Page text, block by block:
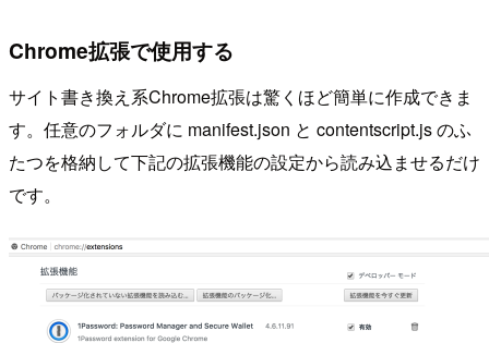
Chrome拡張で使用する
サイト書き換え系Chrome拡張は驚くほど簡単に作成できま
す。任意のフォルダに manifest.json と contentscript.js のふ
たつを格納して下記の拡張機能の設定から読み込ませるだけ
です。